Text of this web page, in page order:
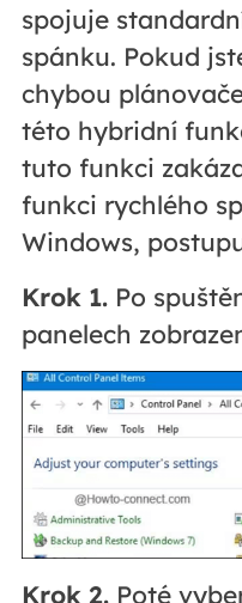
spojuje
spánku. Pokud
chybou
této hybridní
tuto funkci
funkci rychlého
Windows,
Krok 1.Po
panelech
Krok 2.Poté